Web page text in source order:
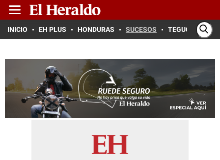
INICIO EH PLUS HONDURAS SUCESOS TEGUCIGALPA